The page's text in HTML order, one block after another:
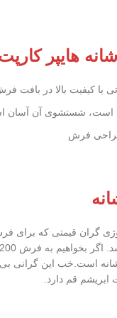
با کیفیت بالا در بافت
است، شستشوی آن آسان
فرش
قم دارد.